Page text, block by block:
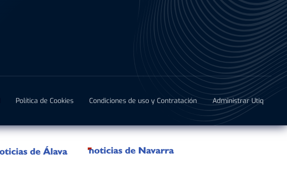
Política de Cookies Condiciones de uso y Contratación Administrar Utiq